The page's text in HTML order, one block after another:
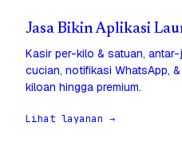
Jasa Bikin Aplikasi
Kasir per-kilo & satuan,
cucian, notifikasi WhatsApp,
kiloan hingga premium.
Lihat layanan →